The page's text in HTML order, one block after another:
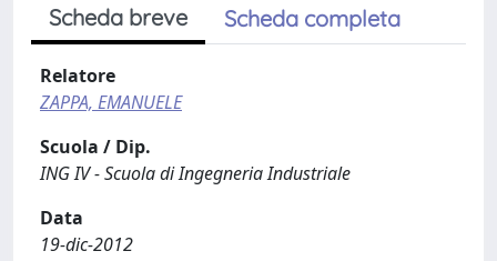
Scheda breve Scheda completa
Relatore
ZAPPA, EMANUELE
Scuola / Dip.
ING IV - Scuola di Ingegneria Industriale
Data
19-dic-2012